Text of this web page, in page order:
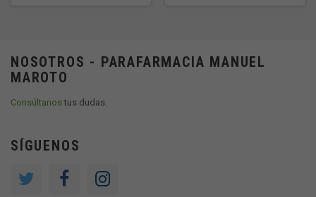
NOSOTROS - PARAFARMACIA MANUEL
MAROTO
Consúltanostus dudas.
SÍGUENOS